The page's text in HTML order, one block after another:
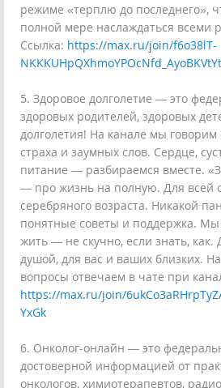
режиме «терплю до последнего»,
полной мере наслаждаться всеми
Ссылка: https://max.ru/join/f6o38lT-
5. Здоровое долголетие — это
здоровых родителей, здоровых
долголетия! На канале мы говорим
страха и заумных слов. Сердце,
питание — разбираемся вместе.
— про жизнь на полную. Для всей
серебряного возраста. Никакой
понятные советы и поддержка. Мы
жить — не скучно, если знать, как.
душой, для вас и ваших близких.
вопросы отвечаем в чате при
https://max.ru/join/
YxGk
6. Онколог-онлайн — это
достоверной информацией от
онкологов, химиотерапевтов,